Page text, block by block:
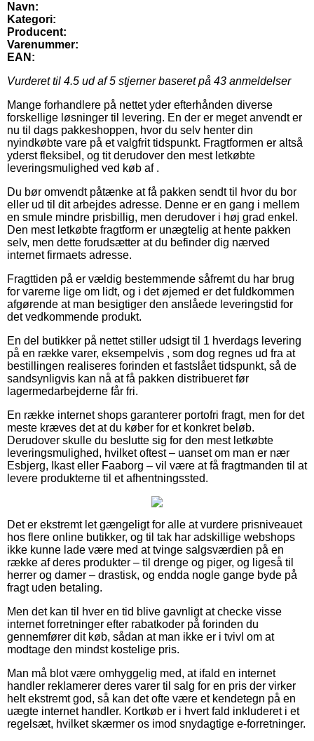
Navn:
Kategori:
Producent:
Varenummer:
EAN:
Vurderet til 4.5 ud af 5 stjerner baseret på 43 anmeldelser
Mange forhandlere på nettet yder efterhånden diverse
forskellige løsninger til levering. En der er meget anvendt er
nu til dags pakkeshoppen, hvor du selv henter din
nyindkøbte vare på et valgfrit tidspunkt. Fragtformen er altså
yderst fleksibel, og tit derudover den mest letkøbte
leveringsmulighed ved køb af .
Du bør omvendt påtænke at få pakken sendt til hvor du bor
eller ud til dit arbejdes adresse. Denne er en gang i mellem
en smule mindre prisbillig, men derudover i høj grad enkel.
Den mest letkøbte fragtform er unægtelig at hente pakken
selv, men dette forudsætter at du befinder dig nærved
internet firmaets adresse.
Fragttiden på er vældig bestemmende såfremt du har brug
for varerne lige om lidt, og i det øjemed er det fuldkommen
afgørende at man besigtiger den anslåede leveringstid for
det vedkommende produkt.
En del butikker på nettet stiller udsigt til 1 hverdags levering
på en række varer, eksempelvis , som dog regnes ud fra at
bestillingen realiseres forinden et fastslået tidspunkt, så de
sandsynligvis kan nå at få pakken distribueret før
lagermedarbejderne får fri.
En række internet shops garanterer portofri fragt, men for det
meste kræves det at du køber for et konkret beløb.
Derudover skulle du beslutte sig for den mest letkøbte
leveringsmulighed, hvilket oftest – uanset om man er nær
Esbjerg, Ikast eller Faaborg – vil være at få fragtmanden til at
levere produkterne til et afhentningssted.
Det er ekstremt let gængeligt for alle at vurdere prisniveauet
hos flere online butikker, og til tak har adskillige webshops
ikke kunne lade være med at tvinge salgsværdien på en
række af deres produkter – til drenge og piger, og ligeså til
herrer og damer – drastisk, og endda nogle gange byde på
fragt uden betaling.
Men det kan til hver en tid blive gavnligt at checke visse
internet forretninger efter rabatkoder på forinden du
gennemfører dit køb, sådan at man ikke er i tvivl om at
modtage den mindst kostelige pris.
Man må blot være omhyggelig med, at ifald en internet
handler reklamerer deres varer til salg for en pris der virker
helt ekstremt god, så kan det ofte være et kendetegn på en
uægte internet handler. Kortkøb er i hvert fald inkluderet i et
regelsæt, hvilket skærmer os imod snydagtige e-forretninger.